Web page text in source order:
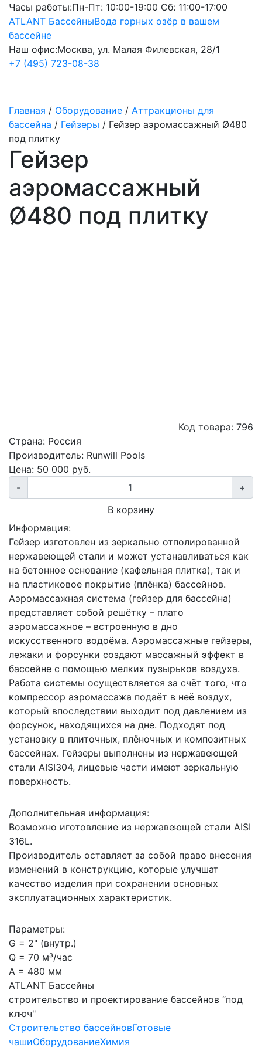
Часы работы:Пн-Пт: 10:00-19:00 Сб: 11:00-17:00
ATLANT БассейныВода горных озёр в вашем
бассейне
Наш офис:Москва, ул. Малая Филевская, 28/1
+7 (495) 723-08-38
Главная / Оборудование / Аттракционы для
бассейна / Гейзеры / Гейзер аэромассажный Ø480
под плитку
Гейзер
аэромассажный
Ø480 под плитку
Код товара: 796
Страна: Россия
Производитель: Runwill Pools
Цена: 50 000 руб.
-
+
В корзину
Информация:
Гейзер изготовлен из зеркально отполированной
нержавеющей стали и может устанавливаться как
на бетонное основание (кафельная плитка), так и
на пластиковое покрытие (плёнка) бассейнов.
Аэромассажная система (гейзер для бассейна)
представляет собой решётку – плато
аэромассажное – встроенную в дно
искусственного водоёма. Аэромассажные гейзеры,
лежаки и форсунки создают массажный эффект в
бассейне с помощью мелких пузырьков воздуха.
Работа системы осуществляется за счёт того, что
компрессор аэромассажа подаёт в неё воздух,
который впоследствии выходит под давлением из
форсунок, находящихся на дне. Подходят под
установку в плиточных, плёночных и композитных
бассейнах. Гейзеры выполнены из нержавеющей
стали AISI304, лицевые части имеют зеркальную
поверхность.
Дополнительная информация:
Возможно иготовление из нержавеющей стали AISI
316L.
Производитель оставляет за собой право внесения
изменений в конструкцию, которые улучшат
качество изделия при сохранении основных
эксплуатационных характеристик.
Параметры:
G = 2" (внутр.)
Q = 70 м³/час
А = 480 мм
ATLANT Бассейны
строительство и проектирование бассейнов “под
ключ"
Строительство бассейновГотовые
чашиОборудованиеХимия